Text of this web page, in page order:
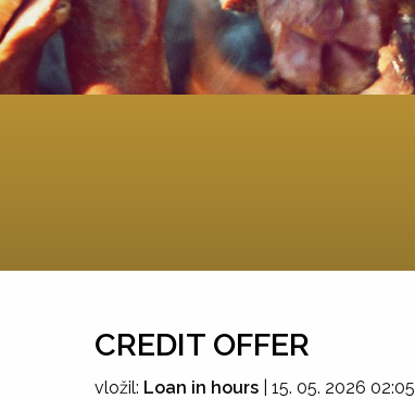
CREDIT OFFER
vložil: Loan in hours 15. 05. 2026 02:05